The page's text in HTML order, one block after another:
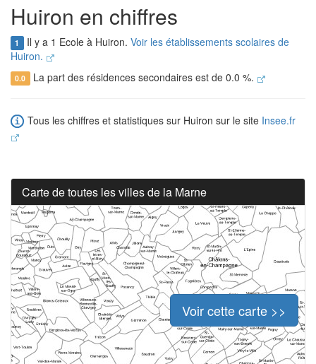
Huiron en chiffres
1 Il y a 1 Ecole à Huiron. Voir les établissements scolaires de
Huiron.
0.0 La part des résidences secondaires est de 0.0 %.
Tous les chiffres et statistiques sur Huiron sur le site Insee.fr
Carte de toutes les villes de la Marne
Voir cette carte >>